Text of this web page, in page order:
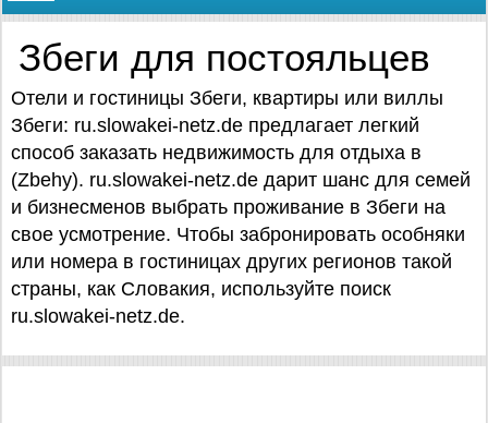
Збеги для постояльцев
Отели и гостиницы Збеги, квартиры или виллы
Збеги: ru.slowakei-netz.de предлагает легкий
способ заказать недвижимость для отдыха в
(Zbehy). ru.slowakei-netz.de дарит шанс для семей
и бизнесменов выбрать проживание в Збеги на
свое усмотрение. Чтобы забронировать особняки
или номера в гостиницах других регионов такой
страны, как Словакия, используйте поиск
ru.slowakei-netz.de.